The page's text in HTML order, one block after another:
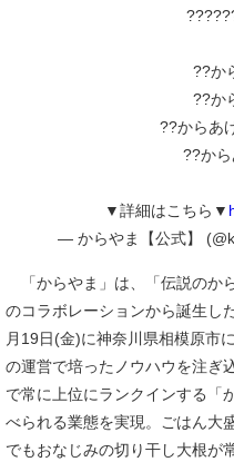
??か
??か
??からあ
??か
▼詳細はこちら▼
— からやま【公式】
「からやま」は、「伝説のか
のコラボレーションから誕生し
月19日(金)に神奈川県相模原市
の運営で培ったノウハウを注ぎ
で常に上位にランクインする「
べられる業態を実現。ごはん大
でもおなじみの切り干し大根が